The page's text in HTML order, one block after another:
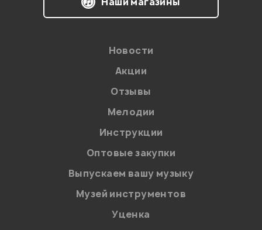
на обработку персональных данных в
Политикой в отношении обработки
персональных данных.
Введите проверочное число:
Новости
Акции
Отзывы
Мелодии
Инструкции
Оптовые закупки
Выпускаем вашу музыку
Музей инструментов
Уценка